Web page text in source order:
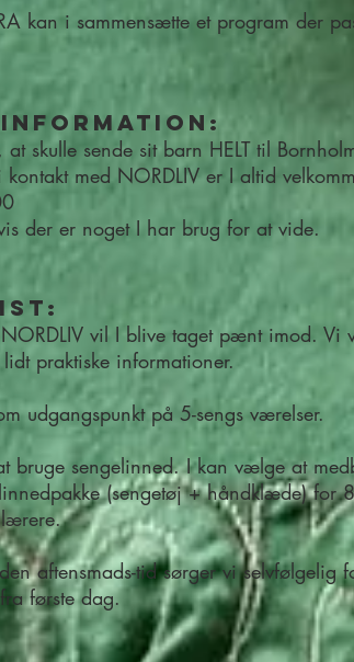
kan i sammensætte et program der
skulle sende sit barn HELT til
med NORDLIV er I altid
der er noget I har brug for at vide.
vil I blive taget pænt imod. Vi
praktiske informationer.
udgangspunkt på 5-sengs værelser.
bruge sengelinned. I kan vælge at
(sengetøj + håndklæde) for
aftensmads-tid sørger vi selvfølgelig
første dag.